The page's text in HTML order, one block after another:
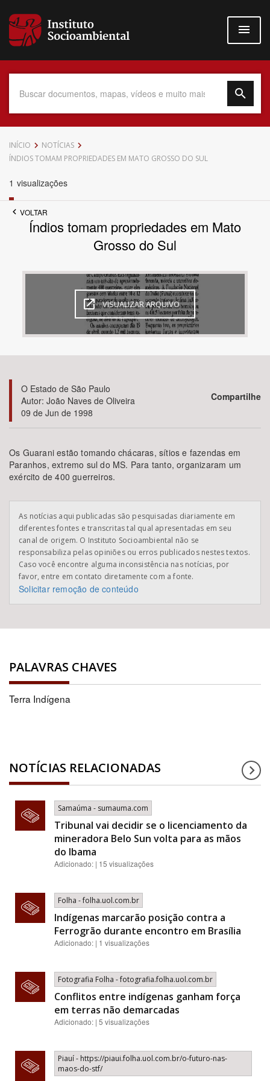
para
conteúdo
Data do Documento
Até
Área de Levantamento
Área Protegida
BUSCAR
INÍCIO
NOTÍCIAS
ÍNDIOS TOMAM PROPRIEDADES EM MATO GROSSO DO SUL
1 visualizações
VOLTAR
Índios tomam propriedades em Mato
Grosso do Sul
VISUALIZAR ARQUIVO
O Estado de São Paulo
Autor: João Naves de Oliveira
09 de Jun de 1998
Compartilhe
Os Guarani estão tomando chácaras, sítios e fazendas em
Paranhos, extremo sul do MS. Para tanto, organizaram um
exército de 400 guerreiros.
As notícias aqui publicadas são pesquisadas diariamente em
diferentes fontes e transcritas tal qual apresentadas em seu
canal de origem. O Instituto Socioambiental não se
responsabiliza pelas opiniões ou erros publicados nestes textos.
Caso você encontre alguma inconsistência nas notícias, por
favor, entre em contato diretamente com a fonte.
Solicitar remoção de conteúdo
PALAVRAS CHAVES
Terra Indígena
NOTÍCIAS RELACIONADAS
Samaúma - sumauma.com
Tribunal vai decidir se o licenciamento da
mineradora Belo Sun volta para as mãos
do Ibama
Adicionado: | 15 visualizações
Folha - folha.uol.com.br
Indígenas marcarão posição contra a
Ferrogrão durante encontro em Brasília
Adicionado: | 1 visualizações
Fotografia Folha - fotografia.folha.uol.com.br
Conflitos entre indígenas ganham força
em terras não demarcadas
Adicionado: | 5 visualizações
Piauí - https://piaui.folha.uol.com.br/o-futuro-nas-
maos-do-stf/